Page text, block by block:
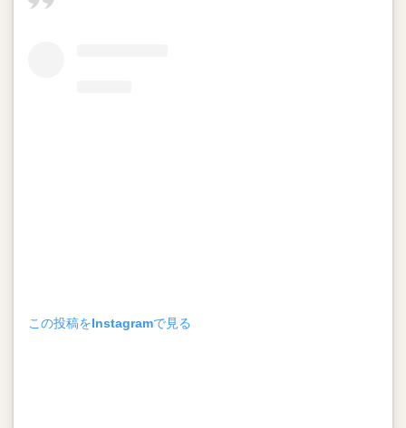
この投稿をInstagramで見る